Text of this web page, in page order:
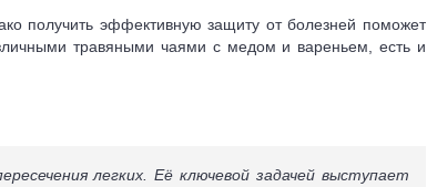
получить эффективную защиту от болезней поможет
травяными чаями с медом и вареньем, есть и
легких. Её ключевой задачей выступает